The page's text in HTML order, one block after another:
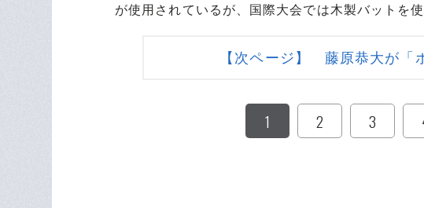
が使用されているが、国際大会では木製バットを使
【次ページ】 藤原恭大が「
1 2 3